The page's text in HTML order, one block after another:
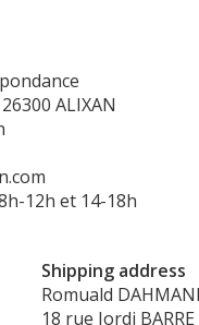
ALIXAN
12h et 14-18h
Shipping address
Romuald
18 rue Jordi BARRE